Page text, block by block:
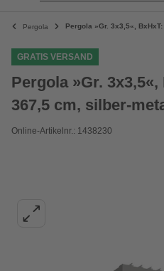
Pergola Pergola »Gr. 3x3,5«,
GRATIS VERSAND
Pergola »Gr.
367,5 cm, silber-
Online-Artikelnr.: 1438230